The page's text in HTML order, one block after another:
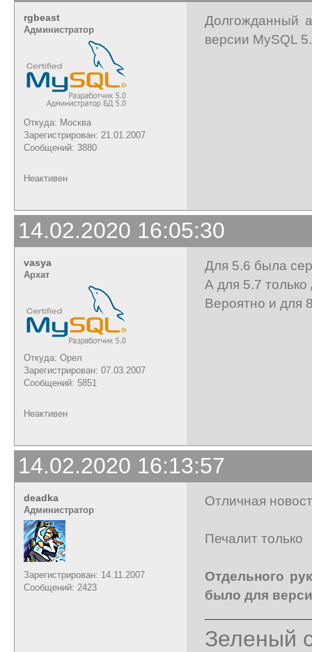
rgbeast
Администратор
Откуда: Москва
Зарегистрирован: 21.01.2007
Сообщений: 3880
Долгожданный
версии MySQL
Неактивен
14.02.2020 16:05:30
vasya
Архат
Откуда: Орел
Зарегистрирован: 07.03.2007
Сообщений: 5851
Для 5.6 была
А для 5.7 только
Вероятно и для
Неактивен
14.02.2020 16:13:57
deadka
Администратор
Зарегистрирован: 14.11.2007
Сообщений: 2423
Отличная
Печалит только
Отдельного
было для
Зеленый